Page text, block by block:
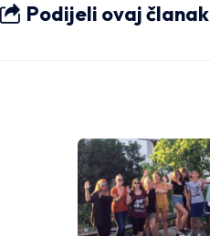
Podijeli ovaj članak